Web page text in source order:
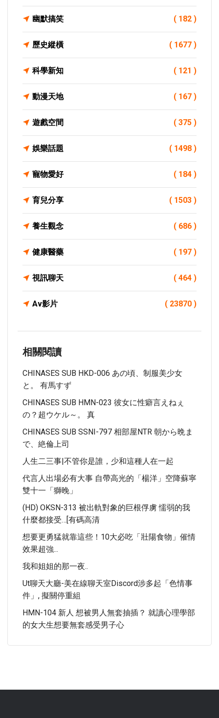
幽默搞笑 ( 182 )
歷史縱橫 ( 1677 )
科學新知 ( 121 )
動漫天地 ( 167 )
遊戲空間 ( 375 )
娛樂話題 ( 1498 )
寵物愛好 ( 184 )
育兒分享 ( 1503 )
養生觀念 ( 686 )
健康醫藥 ( 197 )
視訊聊天 ( 464 )
Av影片 ( 23870 )
相關閱讀
CHINASES SUB HKD-006 あの頃、制服美少女
と。 有馬すず
CHINASES SUB HMN-023 彼女に性癖言えねぇ
の？超ウケル～。 真
CHINASES SUB SSNI-797 相部屋NTR 朝から晩ま
で、絶倫上司
人生二三事|不管你是誰，少和這種人在一起
代言人出場必有大事 自帶高光的「楊洋」空降蘇寧
雙十一「獅晚」
(HD) OKSN-313 被出軌對象的巨根俘虜 懦弱的我
什麼都接受…[有碼高清
想要更勇猛就靠這些！10大必吃「壯陽食物」催情
效果超強...
我和姐姐的那一夜..
Ut聊天大廳-美在線聊天室Discord涉多起「色情事
件」, 擬關停重組
HMN-104 新人 想被男人無套抽插？ 就讀心理學部
的女大生想要無套感受男子心